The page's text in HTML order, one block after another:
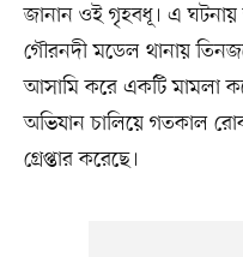
জানান ওই গৃহবধূ। এ ঘটনায়
গৌরনদী মডেল থানায়
আসামি করে একটি মামলা
অভিযান চালিয়ে গতকাল
গ্রেপ্তার করেছে।